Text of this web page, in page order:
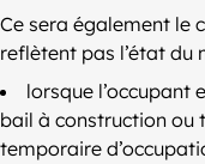
Ce sera également le
reflètent pas l’état du
lorsque l’occupant
bail à construction ou
temporaire